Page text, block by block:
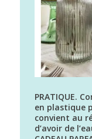
PRATIQUE.
en plastique
convient au
d’avoir de